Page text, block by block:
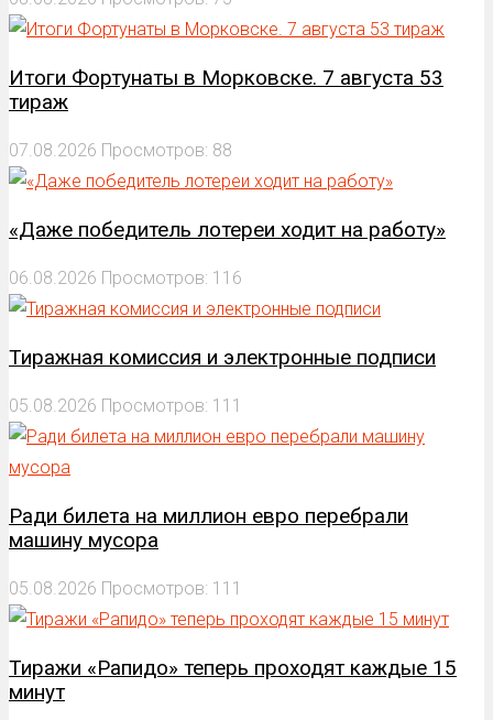
Итоги Фортунаты в Морковске. 7 августа 53
тираж
07.08.2026 Просмотров: 88
«Даже победитель лотереи ходит на работу»
06.08.2026 Просмотров: 116
Тиражная комиссия и электронные подписи
05.08.2026 Просмотров: 111
Ради билета на миллион евро перебрали
машину мусора
05.08.2026 Просмотров: 111
Тиражи «Рапидо» теперь проходят каждые 15
минут